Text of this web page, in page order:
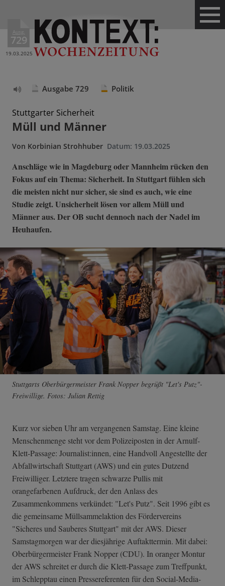
Ausg.
729
19.03.2025
vorlesen
Ausgabe 729 Politik
Stuttgarter Sicherheit
Müll und Männer
Von Korbinian Strohhuber Datum: 19.03.2025
Anschläge wie in Magdeburg oder Mannheim rücken den
Fokus auf ein Thema: Sicherheit. In Stuttgart fühlen sich
die meisten nicht nur sicher, sie sind es auch, wie eine
Studie zeigt. Unsicherheit lösen vor allem Müll und
Männer aus. Der OB sucht dennoch nach der Nadel im
Heuhaufen.
Stuttgarts Oberbürgermeister Frank Nopper begrüßt "Let's Putz"-
Freiwillige. Fotos: Julian Rettig
Kurz vor sieben Uhr am vergangenen Samstag. Eine kleine
Menschenmenge steht vor dem Polizeiposten in der Arnulf-
Klett-Passage: Journalist:innen, eine Handvoll Angestellte der
Abfallwirtschaft Stuttgart (AWS) und ein gutes Dutzend
Freiwilliger. Letztere tragen schwarze Pullis mit
orangefarbenen Aufdruck, der den Anlass des
Zusammenkommens verkündet: "Let's Putz". Seit 1996 gibt es
die gemeinsame Müllsammelaktion des Fördervereins
"Sicheres und Sauberes Stuttgart" mit der AWS. Dieser
Samstagmorgen war der diesjährige Auftakttermin. Mit dabei:
Oberbürgermeister Frank Nopper (CDU). In oranger Montur
der AWS schreitet er durch die Klett-Passage zum Treffpunkt,
im Schlepptau einen Pressereferenten für den Social-Media-